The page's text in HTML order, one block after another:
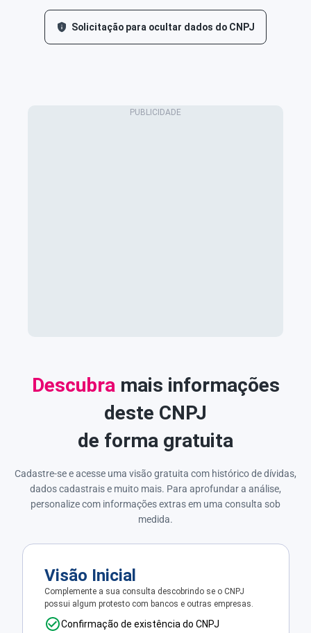
Solicitação para ocultar dados do CNPJ
Descubra mais informações
deste CNPJ
de forma gratuita
Cadastre-se e acesse uma visão gratuita com histórico de dívidas,
dados cadastrais e muito mais. Para aprofundar a análise,
personalize com informações extras em uma consulta sob
medida.
Visão Inicial
Complemente a sua consulta descobrindo se o CNPJ
possui algum protesto com bancos e outras empresas.
Confirmação de existência do CNPJ